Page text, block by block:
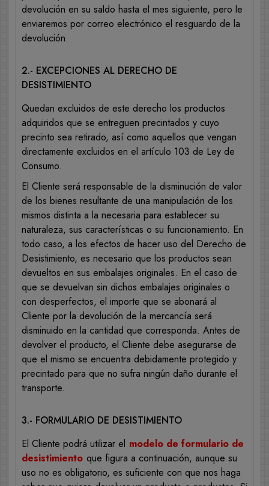
devolución en su saldo hasta el mes siguiente, pero le
enviaremos por correo electrónico el resguardo de la
devolución.
2.- EXCEPCIONES AL DERECHO DE
DESISTIMIENTO
Quedan excluidos de este derecho los productos
adquiridos que se entreguen precintados y cuyo
precinto sea retirado, así como aquellos que vengan
directamente excluidos en el artículo 103 de Ley de
Consumo.
El Cliente será responsable de la disminución de valor
de los bienes resultante de una manipulación de los
mismos distinta a la necesaria para establecer su
naturaleza, sus características o su funcionamiento. En
todo caso, a los efectos de hacer uso del Derecho de
Desistimiento, es necesario que los productos sean
devueltos en sus embalajes originales. En el caso de
que se devuelvan sin dichos embalajes originales o
con desperfectos, el importe que se abonará al
Cliente por la devolución de la mercancía será
disminuido en la cantidad que corresponda. Antes de
devolver el producto, el Cliente debe asegurarse de
que el mismo se encuentra debidamente protegido y
precintado para que no sufra ningún daño durante el
transporte.
3.- FORMULARIO DE DESISTIMIENTO
El Cliente podrá utilizar el modelo de formulario de
desistimiento que figura a continuación, aunque su
uso no es obligatorio, es suficiente con que nos haga